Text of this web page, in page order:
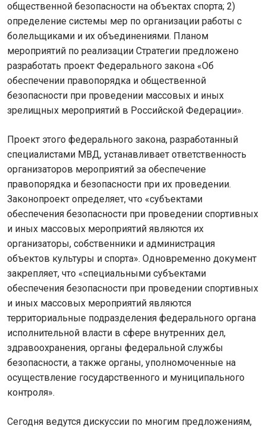
общественной безопасности на объектах спорта; 2)
определение системы мер по организации работы с
болельщиками и их объединениями. Планом
мероприятий по реализации Стратегии предложено
разработать проект Федерального закона «Об
обеспечении правопорядка и общественной
безопасности при проведении массовых и иных
зрелищных мероприятий в Российской Федерации».
Проект этого федерального закона, разработанный
специалистами МВД, устанавливает ответственность
организаторов мероприятий за обеспечение
правопорядка и безопасности при их проведении.
Законопроект определяет, что «субъектами
обеспечения безопасности при проведении спортивных
и иных массовых мероприятий являются их
организаторы, собственники и администрация
объектов культуры и спорта». Одновременно документ
закрепляет, что «специальными субъектами
обеспечения безопасности при проведении спортивных
и иных массовых мероприятий являются
территориальные подразделения федерального органа
исполнительной власти в сфере внутренних дел,
здравоохранения, органы федеральной службы
безопасности, а также органы, уполномоченные на
осуществление государственного и муниципального
контроля».
Сегодня ведутся дискуссии по многим предложениям,